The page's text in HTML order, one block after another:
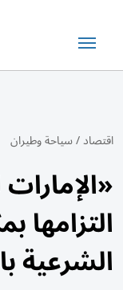
اقتصاد/سياحة وطيران
التزامها
الشرعية